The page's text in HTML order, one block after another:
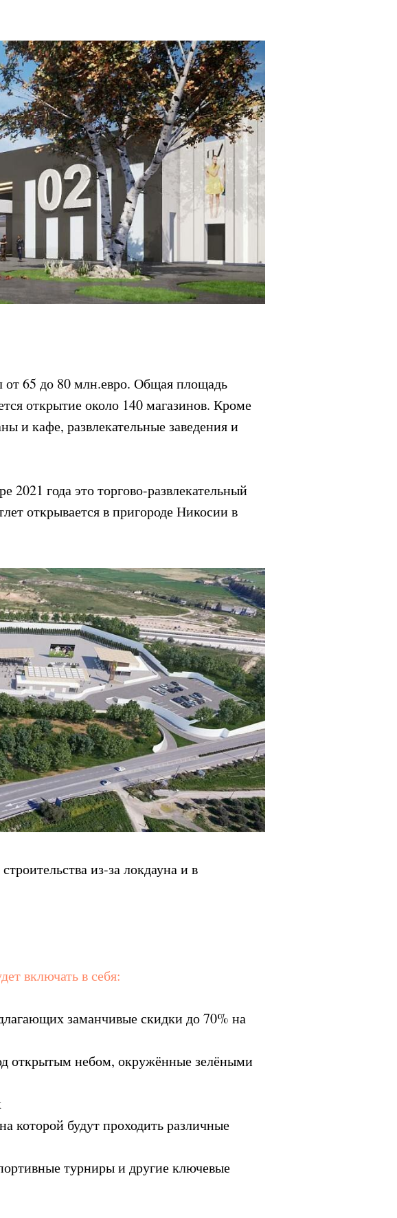
65 до 80 млн.евро. Общая площадь
открытие около 140 магазинов. Кроме
и кафе, развлекательные заведения и
года это торгово-развлекательный
открывается в пригороде Никосии в
из-за локдауна и в
включать в себя:
заманчивые скидки до 70% на
открытым небом, окружённые зелёными
которой будут проходить различные
турниры и другие ключевые